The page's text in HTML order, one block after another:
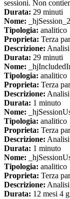
sessioni. Non
Durata: 29 minuti
Nome:
Tipologia: analitico
Proprieta: Terza
Descrizione:
Durata: 29 minuti
Nome:
Tipologia: analitico
Proprieta: Terza
Descrizione:
Durata: 1 minuto
Nome:
Tipologia: analitico
Proprieta: Terza
Descrizione:
Durata: 1 minuto
Nome:
Tipologia: analitico
Proprieta: Terza
Descrizione:
Durata: 12 mesi 4